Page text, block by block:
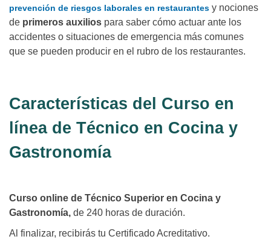
prevención de riesgos laborales en restaurantes y nociones
de primeros auxilios para saber cómo actuar ante los
accidentes o situaciones de emergencia más comunes
que se pueden producir en el rubro de los restaurantes.
Características del Curso en
línea de Técnico en Cocina y
Gastronomía
Curso online de Técnico Superior en Cocina y
Gastronomía, de 240 horas de duración.
Al finalizar, recibirás tu Certificado Acreditativo.